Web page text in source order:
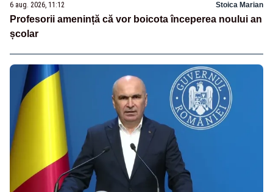
6 aug. 2026, 11:12 Stoica Marian
Profesorii amenință că vor boicota începerea noului an
școlar